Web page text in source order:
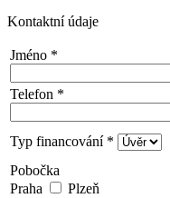
Kontaktní údaje
Jméno *
Telefon *
Typ financování *
Pobočka
Praha
Plzeň